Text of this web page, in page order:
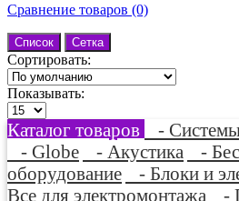
Сравнение товаров (0)
Список Сетка
Сортировать:
Показывать:
Каталог товаров
-
- Globe
- Акустика
-
оборудование
- Блоки и
Все для электромонтажа
-